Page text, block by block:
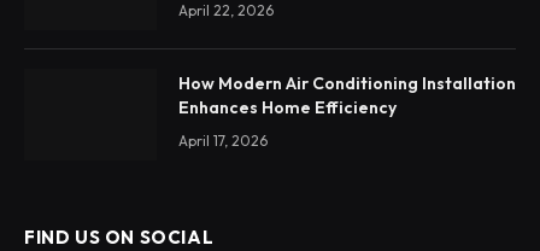
April 22, 2026
How Modern Air Conditioning Installation
Enhances Home Efficiency
April 17, 2026
FIND US ON SOCIAL